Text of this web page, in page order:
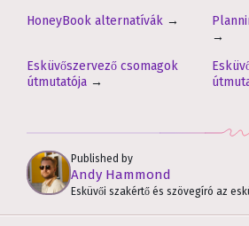
HoneyBook alternatívák →
→
Esküvőszervező csomagok
útmutatója →
Published by
Andy Hammond
Esküvői szakértő és szövegíró az